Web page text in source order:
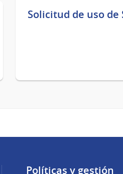
Solicitud de uso
Políticas y gestión